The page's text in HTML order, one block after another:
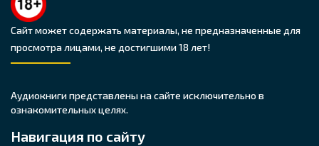
Сайт может содержать материалы, не предназначенные для
просмотра лицами, не достигшими 18 лет!
Аудиокниги представлены на сайте исключительно в
ознакомительных целях.
Навигация по сайту